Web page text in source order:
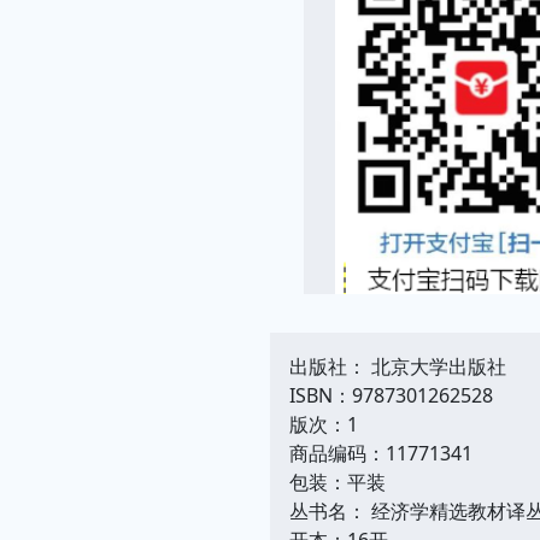
出版社： 北京大学出版社
ISBN：9787301262528
版次：1
商品编码：11771341
包装：平装
丛书名： 经济学精选教材译